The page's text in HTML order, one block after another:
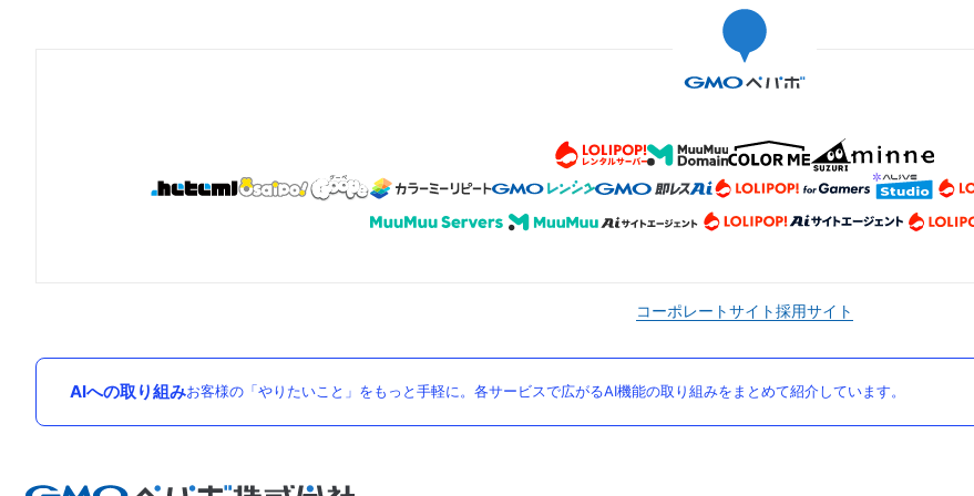
コーポレートサイト採用サイト
AIへの取り組みお客様の「やりたいこと」をもっと手軽に。各サービスで広がるAI機能の取り組みをまとめて紹介しています。